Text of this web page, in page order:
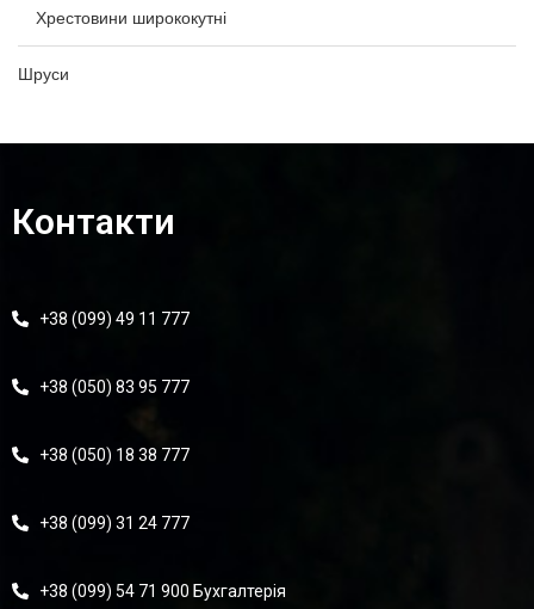
Хрестовини ширококутні
Шруси
Контакти
+38 (099) 49 11 777
+38 (050) 83 95 777
+38 (050) 18 38 777
+38 (099) 31 24 777
+38 (099) 54 71 900 Бухгалтерія